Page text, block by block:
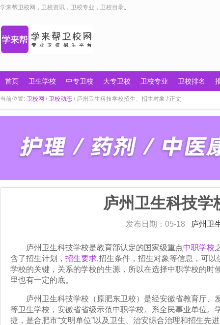
学来帮卫校网 ， 卫校资讯 ， 卫校专业 ， 卫校目录。
首页 卫生学校 中专卫校 大专卫校 卫校专业 卫校排名
当前位置: 卫校网 / 卫校动态 / 庐州卫生科技学校招生、招生对象 / 正文
庐州卫生科技学
发布日期：05-18 庐州卫
庐州卫生科技学校是教育部认定的国家级重点中职学校
含了招生计划， 招生要求,招生条件，招生对象等信息，可
学校的关键，关系的学校的生源，所以在选择中职学校的
里也有一定的底。
庐州卫生科技学校（原肥东卫校）是经安徽省教育厅、
等卫生学校，安徽省省级示范中职学校。系全民事业单位。
捷，是合肥市“文明单位”以及卫生、治安综合治理和招生先